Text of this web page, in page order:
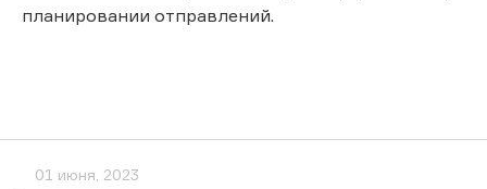
планировании отправлений.
01 июня, 2023